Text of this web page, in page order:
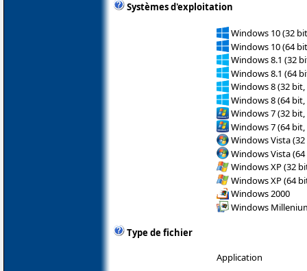
Systèmes d'exploitation
Windows 10 (32
Windows 10 (64
Windows 8.1 (32
Windows 8.1 (64
Windows 8 (32 bit,
Windows 8 (64 bit,
Windows 7 (32 bit,
Windows 7 (64 bit,
Windows Vista
Windows Vista
Windows XP (32
Windows XP (64
Windows 2000
Windows
Type de fichier
Application